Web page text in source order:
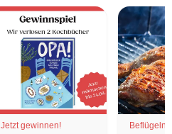
Jetzt gewinnen!